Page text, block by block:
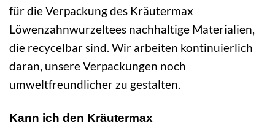
für die Verpackung des Kräutermax
Löwenzahnwurzeltees nachhaltige Materialien,
die recycelbar sind. Wir arbeiten kontinuierlich
daran, unsere Verpackungen noch
umweltfreundlicher zu gestalten.
Kann ich den Kräutermax